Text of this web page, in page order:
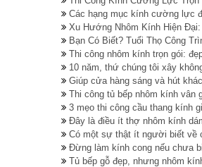
Các hạng mục kính cường lực
Xu Hướng Nhôm Kính Hiện
Bạn Có Biết? Tuổi Thọ Công
Thi công nhôm kính trọn gói:
10 năm, thứ chúng tôi xây
Giúp cửa hàng sáng và hút
Thi công tủ bếp nhôm kính vân
3 mẹo thi công cầu thang kính
Đây là điều ít thợ nhôm kính
Có một sự thật ít người biết về
Đừng làm kính cong nếu chưa
Tủ bếp gỗ đẹp, nhưng nhôm